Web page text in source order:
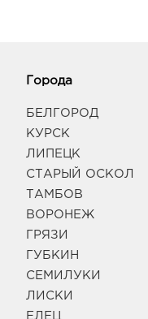
Города
БЕЛГОРОД
КУРСК
ЛИПЕЦК
СТАРЫЙ ОСКОЛ
ТАМБОВ
ВОРОНЕЖ
ГРЯЗИ
ГУБКИН
СЕМИЛУКИ
ЛИСКИ
ЕЛЕЦ